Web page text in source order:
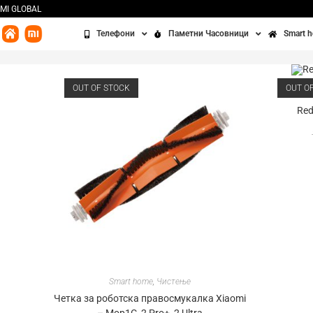
MI GLOBAL
Телефони
Xiaomi
Паметни Часовници
Додатоци
Smart
Кујна
OUT OF STOCK
Smart home, Чистење
Четка за роботска правосмукалка Xiaomi
OUT